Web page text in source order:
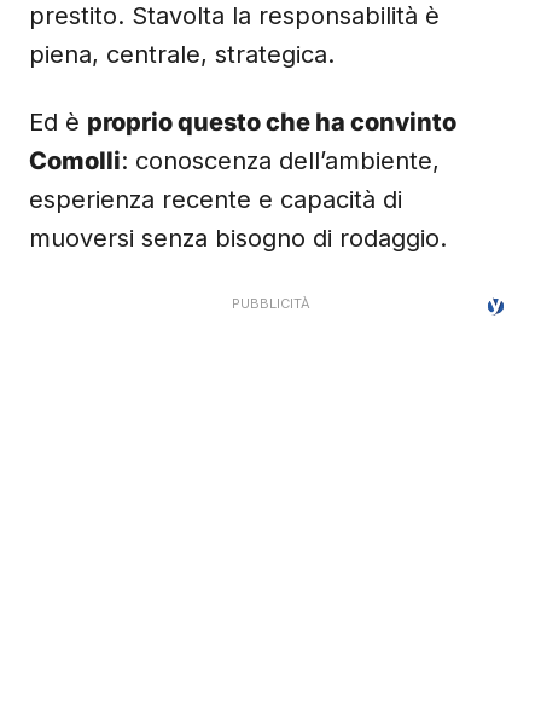
prestito. Stavolta la responsabilità è
piena, centrale, strategica.
Ed è proprio questo che ha convinto
Comolli: conoscenza dell’ambiente,
esperienza recente e capacità di
muoversi senza bisogno di rodaggio.